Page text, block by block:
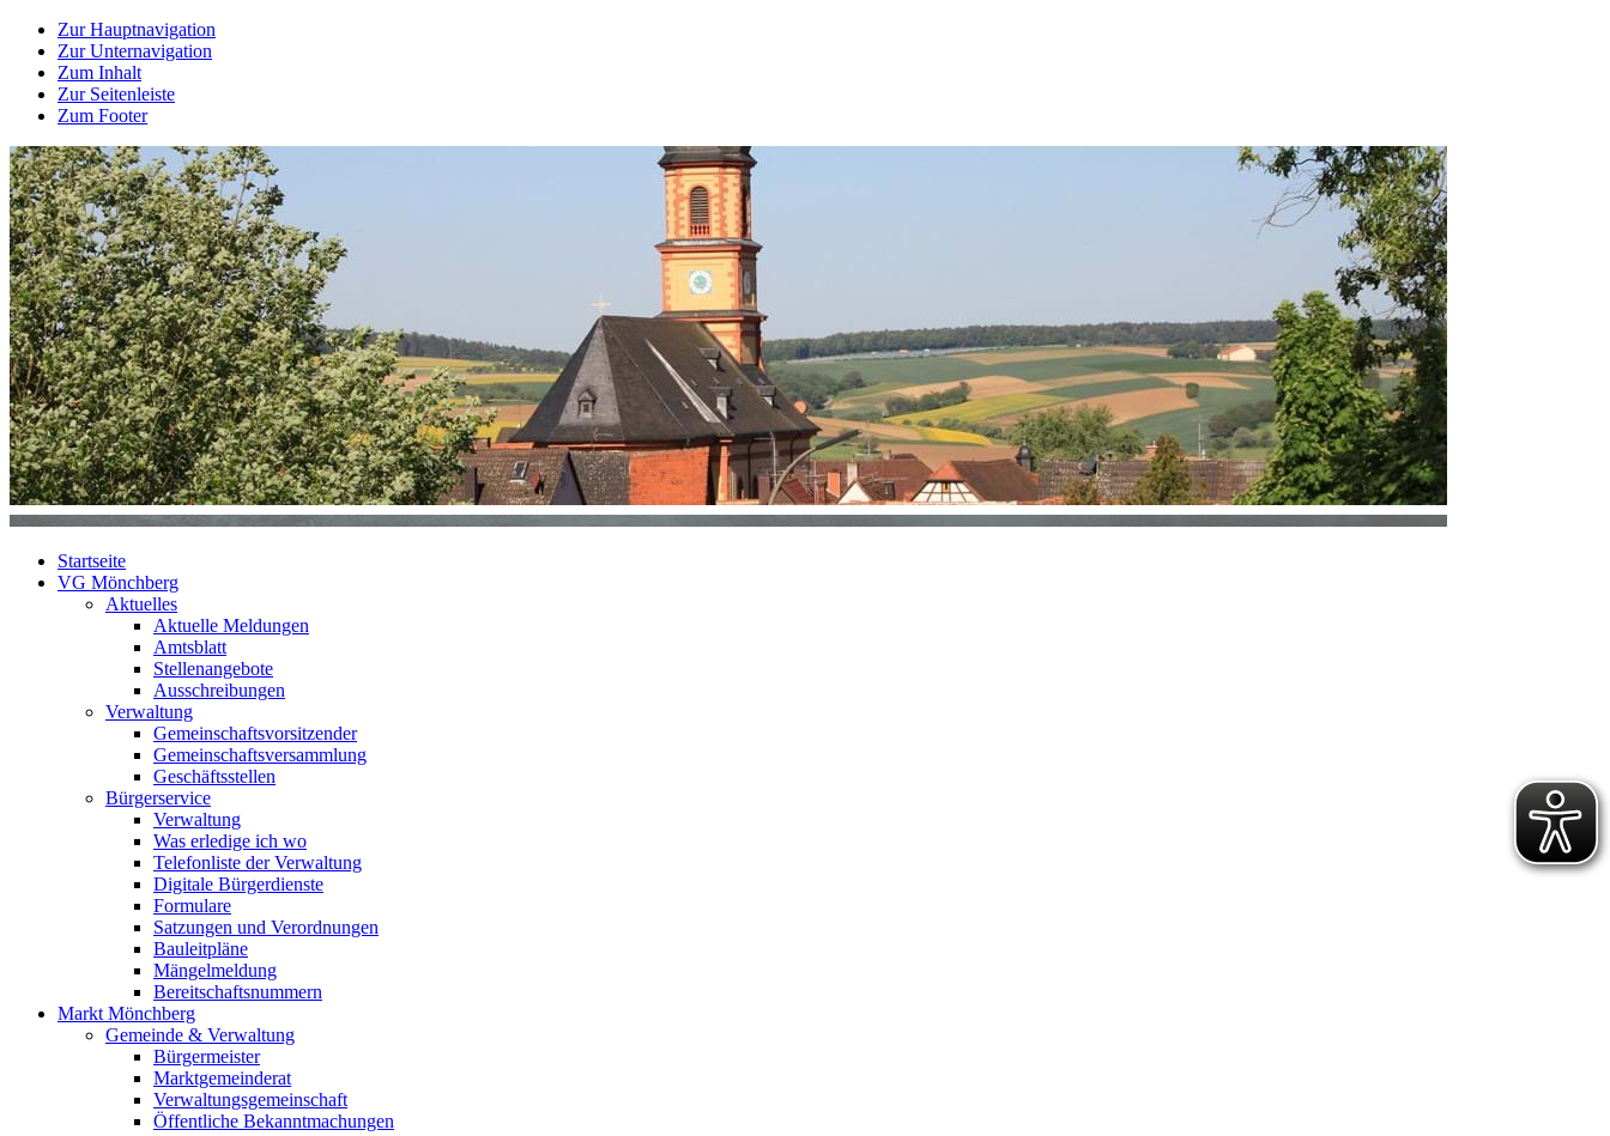
Zur Hauptnavigation
Zur Unternavigation
Zum Inhalt
Zur Seitenleiste
Zum Footer
Startseite
VG Mönchberg
Aktuelles
Aktuelle Meldungen
Amtsblatt
Stellenangebote
Ausschreibungen
Verwaltung
Gemeinschaftsvorsitzender
Gemeinschaftsversammlung
Geschäftsstellen
Bürgerservice
Verwaltung
Was erledige ich wo
Telefonliste der Verwaltung
Digitale Bürgerdienste
Formulare
Satzungen und Verordnungen
Bauleitpläne
Mängelmeldung
Bereitschaftsnummern
Markt Mönchberg
Gemeinde & Verwaltung
Bürgermeister
Marktgemeinderat
Verwaltungsgemeinschaft
Öffentliche Bekanntmachungen